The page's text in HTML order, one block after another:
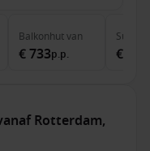
Balkonhutvan
€ 733p.p.
Suite
€
Rotterdam,